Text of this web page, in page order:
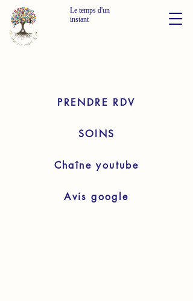
Le temps d'un
instant
Chaîne youtube
SOINS
Avis google
PRENDRE RDV